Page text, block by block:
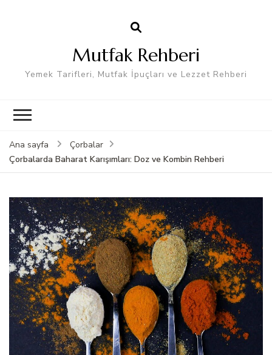
Mutfak Rehberi
Yemek Tarifleri, Mutfak İpuçları ve Lezzet Rehberi
Ana sayfa
Çorbalar
Çorbalarda Baharat Karışımları: Doz ve Kombin Rehberi